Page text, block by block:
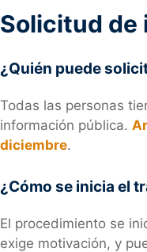
Solicitud de
¿Quién puede
Todas las personas
información pública.
diciembre.
¿Cómo se inicia el
El procedimiento se
exige motivación, y